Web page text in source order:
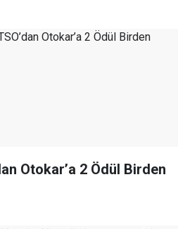
Otokar’a 2 Ödül Birden